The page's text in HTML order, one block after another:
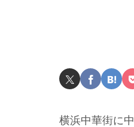
横浜中華街に